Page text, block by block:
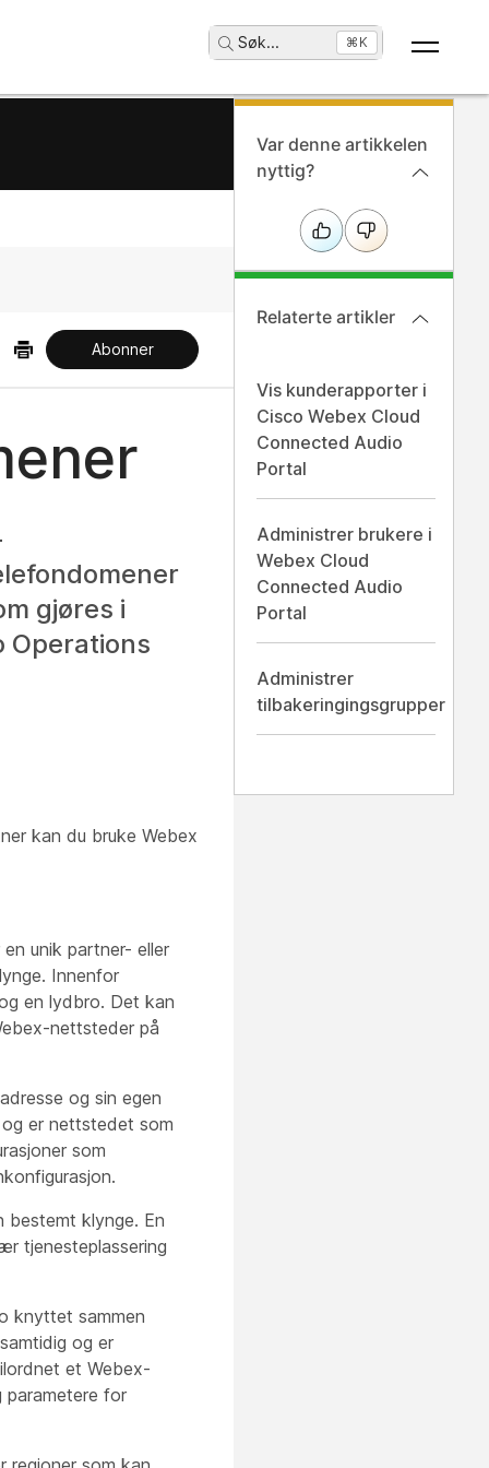
Søk... ⌘K
Abonner
gjøres i
Operations
kan du bruke Webex
unik partner- eller
Innenfor
en lydbro. Det kan
nettsteder på
og sin egen
er nettstedet som
som
bestemt klynge. En
tjenesteplassering
knyttet sammen
og er
et Webex-
parametere for
Var denne artikkelen
nyttig?
Relaterte artikler
Vis kunderapporter i
Cisco Webex Cloud
Connected Audio
Portal
Administrer brukere i
Webex Cloud
Connected Audio
Portal
Administrer
tilbakeringingsgrupper